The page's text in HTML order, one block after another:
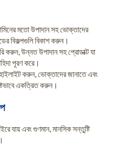
মতো উপাদান সহ ভোক্তাদের
বিকল্পগুলি বিকাশ করুন।
করুন, উন্নত উপাদান সহ প্রোডাক্ট যা
পূরণ করে।
হাইলাইট করুন, ভোক্তাদের জানাতে এবং
একত্রিত করুন।
যায় এবং গুণমান, মানসিক সন্তুষ্টি